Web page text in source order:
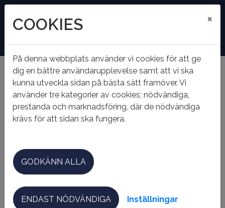
Hem Om Hallbo
Nyhetsarkiv
Avtal med Anticimex
AVTAL MED ANTICIMEX
Nytt saneringsavtal – nu anmäler du direkt till
Anticimex
Från och med 2026-02-01 har Hallsbergs
Bostadsstiftelse tecknat nytt avtal med Anticimex för
skadedjur och sanering i våra fastigheter.
COOKIES ×
På denna webbplats använder vi cookies för att ge
dig en bättre användarupplevelse samt att vi ska
kunna utveckla sidan på bästa sätt framöver. Vi
använder tre kategorier av cookies; nödvändiga,
prestanda och marknadsföring, där de nödvändiga
krävs för att sidan ska fungera.
GODKÄNN ALLA
ENDAST NÖDVÄNDIGA Inställningar